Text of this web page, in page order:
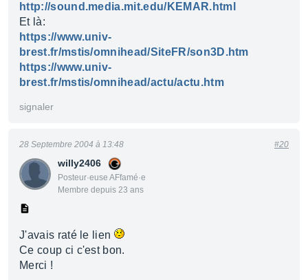
http://sound.media.mit.edu/KEMAR.html
Et là:
https://www.univ-
brest.fr/mstis/omnihead/SiteFR/son3D.htm
https://www.univ-
brest.fr/mstis/omnihead/actu/actu.htm
signaler
willy2406
Posteur·euse AFfamé·e
Membre depuis 23 ans
28 Septembre 2004 à 13:48 #20
J'avais raté le lien
Ce coup ci c'est bon.
Merci !